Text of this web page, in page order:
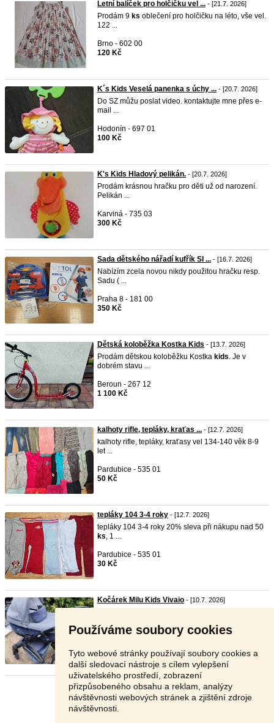
Používáme soubory cookies
Tyto webové stránky používají soubory cookies a
další sledovací nástroje s cílem vylepšení
uživatelského prostředí, zobrazení
přizpůsobeného obsahu a reklam, analýzy
návštěvnosti webových stránek a zjištění zdroje
návštěvnosti.
Letní balíček pro holčičku vel ... - [21.7. 2026]
Prodám 9 ks oblečení pro holčičku na léto, vše vel.
122 ...
Brno - 602 00
120 Kč
K´s Kids Veselá panenka s úchy ... - [20.7. 2026]
Do SZ můžu poslat video. kontaktujte mne přes e-
mail ...
Hodonín - 697 01
100 Kč
K's Kids Hladový pelikán. - [20.7. 2026]
Prodám krásnou hračku pro děti už od narození.
Pelikán ...
Karviná - 735 03
300 Kč
Sada dětského nářadí kufřík SI ... - [16.7. 2026]
Nabízím zcela novou nikdy použitou hračku resp.
Sadu ( ...
Praha 8 - 181 00
350 Kč
Dětská koloběžka Kostka Kids - [13.7. 2026]
Prodám dětskou koloběžku Kostka kids. Je v
dobrém stavu ...
Beroun - 267 12
1 100 Kč
kalhoty rifle, tepláky, kraťas ... - [12.7. 2026]
kalhoty rifle, tepláky, kraťasy vel 134-140 věk 8-9
let ...
Pardubice - 535 01
50 Kč
tepláky 104 3-4 roky - [12.7. 2026]
tepláky 104 3-4 roky 20% sleva při nákupu nad 50
ks, 1 ...
Pardubice - 535 01
30 Kč
Kočárek Milu Kids Vivaio - [10.7. 2026]
3 000 Kč
Stránka: 1 2 Další